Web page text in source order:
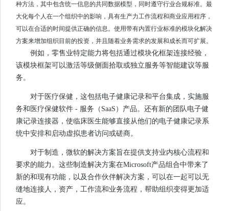
种方法，其中包含统一信息的共同数据模型，同时遵守行业合规标准。最
大化每个人在一个组织中的影响，具有生产力工作流程和商业应用程序，
可以在合适的时间提供正确的信息。使用带有内置行业标准的模块化解决
方案来增加组织目前的投资，并且随着业务需求的发展和成长而可扩展。
例如，零售业特定能力将包括通过模块化框架连接经验，
该模块框架可以激活等级侧面拾取或独立服务等智能建议等服
务。
对于医疗保健，这包括电子健康记录和平台集成，实施服
务和医疗保健软件 - 服务（SaaS）产品。还有新的团队电子健
康记录连接器，使临床医生能够直接从他们的电子健康记录系
统中安排和启动虚拟患者访问或磋商。
对于制造，微软的解决方案旨在提供支持业内核心流程和
要求的能力。这些制造解决方案在Microsoft产品组合中带来了
新的和现有功能，以及合作伙伴解决方案，可以在一起可以无
缝地连接人，资产，工作流和业务流程，帮助组织变得更加适
应。